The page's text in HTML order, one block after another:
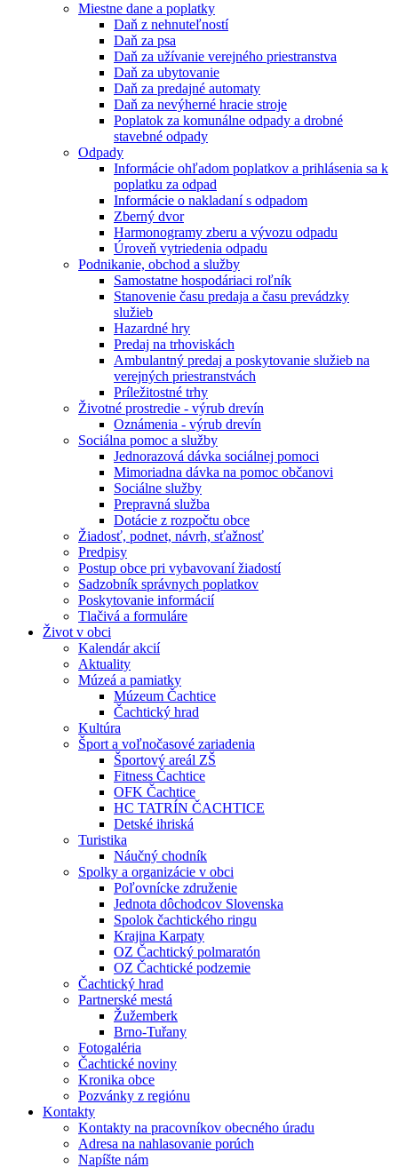
Miestne dane a poplatky
Daň z nehnuteľností
Daň za psa
Daň za užívanie verejného priestranstva
Daň za ubytovanie
Daň za predajné automaty
Daň za nevýherné hracie stroje
Poplatok za komunálne odpady a drobné
stavebné odpady
Odpady
Informácie ohľadom poplatkov a prihlásenia sa k
poplatku za odpad
Informácie o nakladaní s odpadom
Zberný dvor
Harmonogramy zberu a vývozu odpadu
Úroveň vytriedenia odpadu
Podnikanie, obchod a služby
Samostatne hospodáriaci roľník
Stanovenie času predaja a času prevádzky
služieb
Hazardné hry
Predaj na trhoviskách
Ambulantný predaj a poskytovanie služieb na
verejných priestranstvách
Príležitostné trhy
Životné prostredie - výrub drevín
Oznámenia - výrub drevín
Sociálna pomoc a služby
Jednorazová dávka sociálnej pomoci
Mimoriadna dávka na pomoc občanovi
Sociálne služby
Prepravná služba
Dotácie z rozpočtu obce
Žiadosť, podnet, návrh, sťažnosť
Predpisy
Postup obce pri vybavovaní žiadostí
Sadzobník správnych poplatkov
Poskytovanie informácií
Tlačivá a formuláre
Život v obci
Kalendár akcií
Aktuality
Múzeá a pamiatky
Múzeum Čachtice
Čachtický hrad
Kultúra
Šport a voľnočasové zariadenia
Športový areál ZŠ
Fitness Čachtice
OFK Čachtice
HC TATRÍN ČACHTICE
Detské ihriská
Turistika
Náučný chodník
Spolky a organizácie v obci
Poľovnícke združenie
Jednota dôchodcov Slovenska
Spolok čachtického ringu
Krajina Karpaty
OZ Čachtický polmaratón
OZ Čachtické podzemie
Čachtický hrad
Partnerské mestá
Žužemberk
Brno-Tuřany
Fotogaléria
Čachtické noviny
Kronika obce
Pozvánky z regiónu
Kontakty
Kontakty na pracovníkov obecného úradu
Adresa na nahlasovanie porúch
Napíšte nám